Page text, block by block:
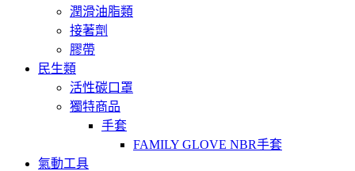
潤滑油脂類
接著劑
膠帶
民生類
活性碳口罩
獨特商品
手套
FAMILY GLOVE NBR手套
氣動工具